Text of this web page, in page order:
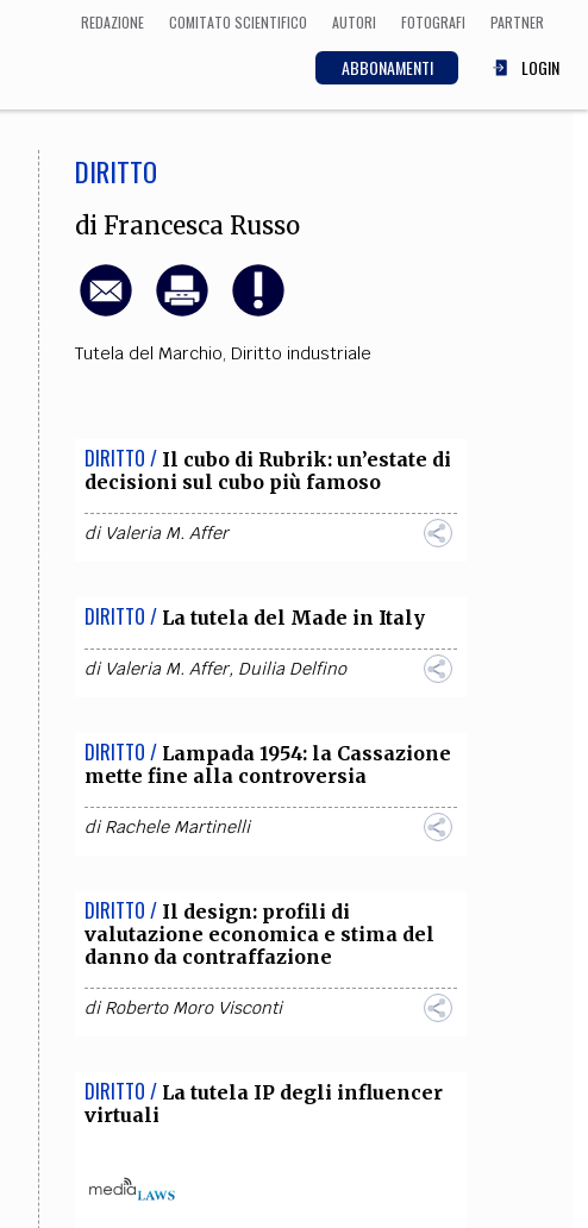
REDAZIONE COMITATO SCIENTIFICO AUTORI FOTOGRAFI PARTNER
ABBONAMENTI LOGIN
ECONOMIA
Arte, Cinema, Musica,
DIRITTO
di Francesca Russo
Tutela del Marchio, Diritto industriale
DIRITTO / Il cubo di Rubrik: un’estate di
decisioni sul cubo più famoso
di Valeria M. Affer
DIRITTO / La tutela del Made in Italy
di Valeria M. Affer, Duilia Delfino
DIRITTO / Lampada 1954: la Cassazione
mette fine alla controversia
diRachele Martinelli
DIRITTO / Il design: profili di
valutazione economica e stima del
danno da contraffazione
diRoberto Moro Visconti
DIRITTO / La tutela IP degli influencer
virtuali